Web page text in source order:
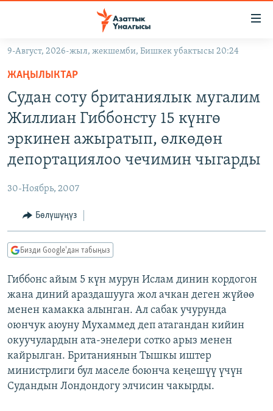
Навигацияга
өтүңүз
Издөөгө
салыңыз
ДҮЙНӨ
БҮГҮН АЗАТТЫКТА
ЭКСПЕРТТЕР ТАЛДАЙТ
БИЗ ЖАНА ДҮЙНӨ
ЭЖЕ-СИҢДИЛЕР
АЗАТТЫК+
ЫҢГАЙСЫЗ СУРООЛОР
ПОДКАСТ
ӨЗГӨЧӨ ПИКИР
Русский
ОНЛАЙН ШЕРИНЕ
ЭЕ/АРнун бардык сайттары
9-Август, 2026-жыл, жекшемби, Бишкек убактысы 20:24
ЖАҢЫЛЫКТАР
Судан соту британиялык мугалим
Жиллиан Гиббонсту 15 күнгө
эркинен ажыратып, өлкөдөн
депортациялоо чечимин чыгарды
30-Ноябрь, 2007
Бөлүшүңүз
Бизди Google'дан табыңыз
Гиббонс айым 5 күн мурун Ислам динин кордогон
жана диний араздашууга жол ачкан деген жүйөө
менен камакка алынган. Ал сабак учурунда
оюнчук аюуну Мухаммед деп атагандан кийин
окуучулардын ата-энелери сотко арыз менен
кайрылган. Британиянын Тышкы иштер
министрлиги бул маселе боюнча кеңешүү үчүн
Судандын Лондондогу элчисин чакырды.